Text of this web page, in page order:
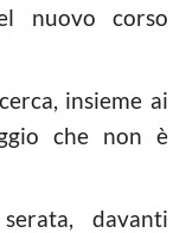
nuovo corso
insieme ai
che non è
davanti